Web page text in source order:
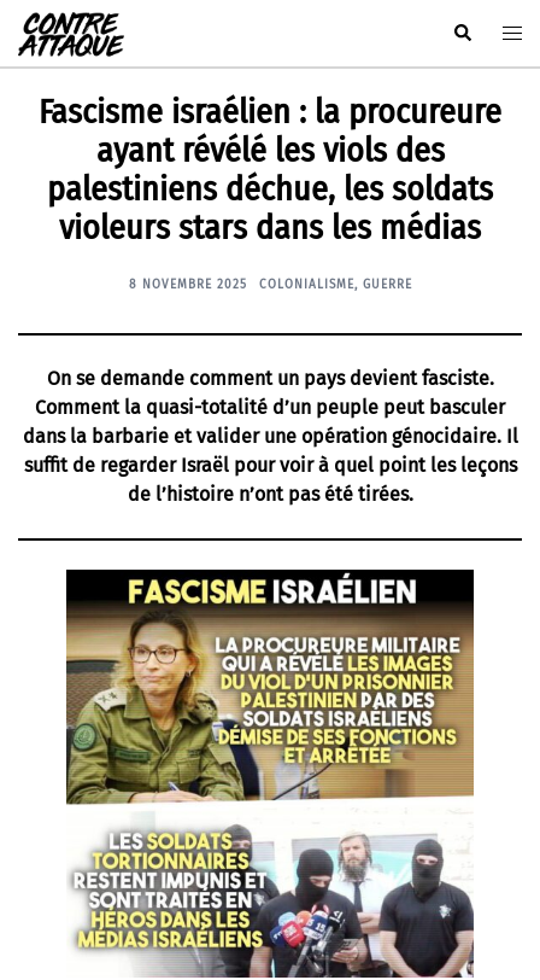
Aller
au
contenu
Rechercher
Fascisme israélien : la procureure
ayant révélé les viols des
palestiniens déchue, les soldats
violeurs stars dans les médias
8 NOVEMBRE 2025 COLONIALISME, GUERRE
On se demande comment un pays devient fasciste.
Comment la quasi-totalité d’un peuple peut basculer
dans la barbarie et valider une opération génocidaire. Il
suffit de regarder Israël pour voir à quel point les leçons
de l’histoire n’ont pas été tirées.